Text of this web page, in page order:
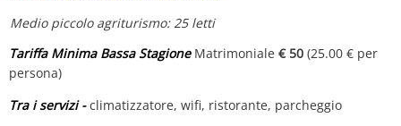
Medio piccolo agriturismo: 25 letti
Tariffa Minima Bassa StagioneMatrimoniale € 50 (25.00 € per
persona)
Tra i servizi -climatizzatore, wifi, ristorante, parcheggio